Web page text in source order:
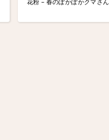
花粉 – 春のぽかぽかクマさん